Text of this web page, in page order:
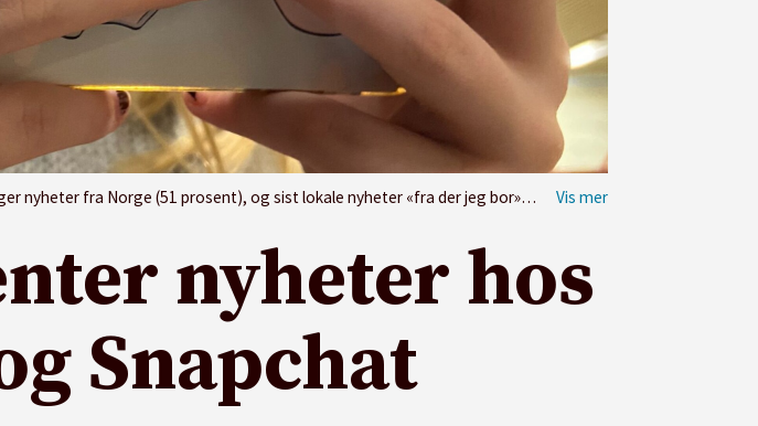
fra Norge (51 prosent), og sist lokale nyheter «fra der jeg bor» (49). Ill.foto: Paal Svendsen
nyheter hos
Snapchat